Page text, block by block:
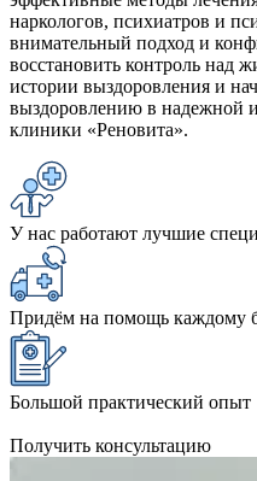
наркологов, психиатров и
внимательный подход и
восстановить контроль над
истории выздоровления и
выздоровлению в надежной
клиники «Реновита».
У нас работают лучшие
Придём на помощь каждому
Большой практический опыт
Получить консультацию